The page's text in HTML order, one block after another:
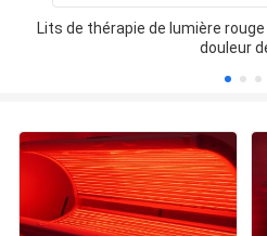
Lits de thérapie de lumière
douleur